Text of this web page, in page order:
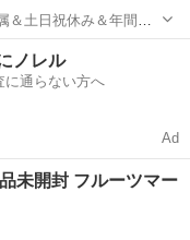
＆土日祝休み＆年間休
OK＆無料駐車場あり
大宮市》 人気の
ノレル
に通らない方へ
Ad
未開封 フルーツマー